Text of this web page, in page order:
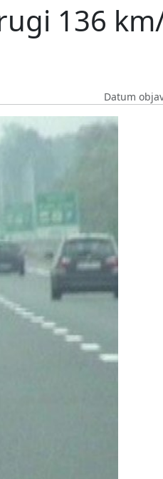
136
Datum